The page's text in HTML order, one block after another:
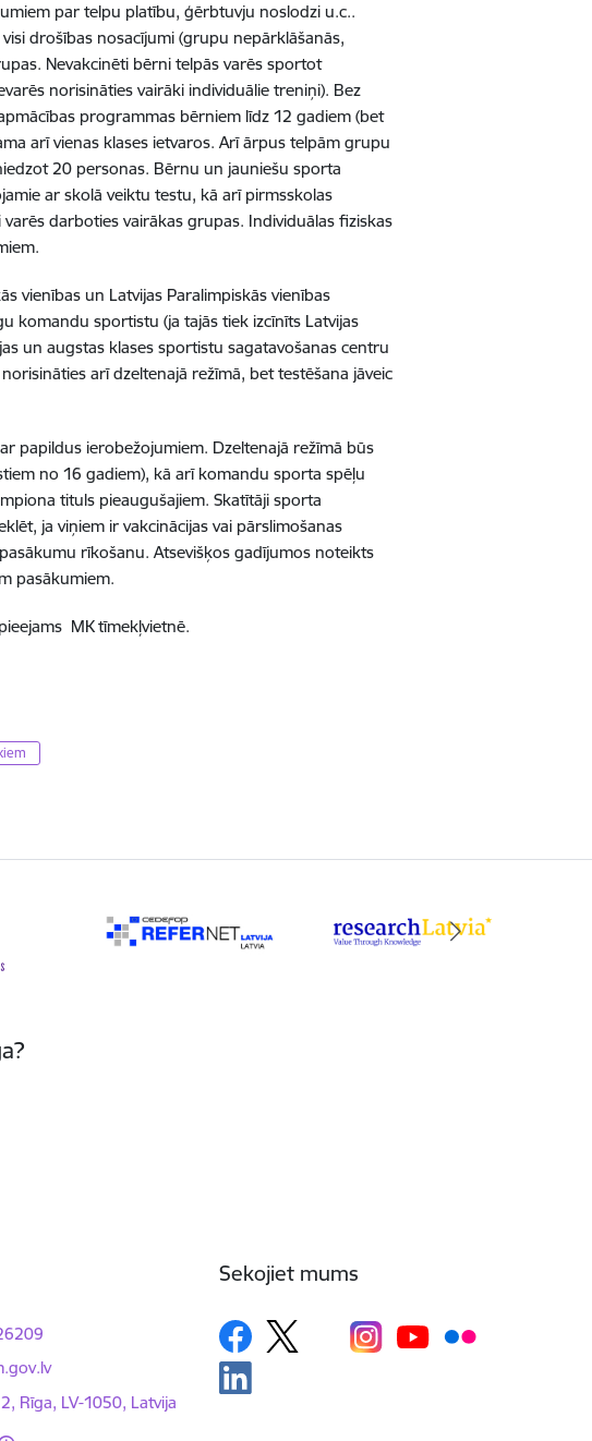
par telpu platību, ģērbtuvju noslodzi u.c..
drošības nosacījumi (grupu nepārklāšanās,
Nevakcinēti bērni telpās varēs sportot
norisināties vairāki individuālie treniņi). Bez
programmas bērniem līdz 12 gadiem (bet
arī vienas klases ietvaros. Arī ārpus telpām grupu
20 personas. Bērnu un jauniešu sporta
ar skolā veiktu testu, kā arī pirmsskolas
darboties vairākas grupas. Individuālas fiziskas
vienības un Latvijas Paralimpiskās vienības
komandu sportistu (ja tajās tiek izcīnīts Latvijas
un augstas klases sportistu sagatavošanas centru
arī dzeltenajā režīmā, bet testēšana jāveic
papildus ierobežojumiem. Dzeltenajā režīmā būs
no 16 gadiem), kā arī komandu sporta spēļu
tituls pieaugušajiem. Skatītāji sporta
ja viņiem ir vakcinācijas vai pārslimošanas
rīkošanu. Atsevišķos gadījumos noteikts
pasākumiem.
pieejams MK tīmekļvietnē.
Rīga, LV-1050, Latvija
Sekojiet mums